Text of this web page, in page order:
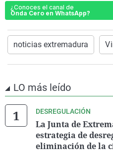
¿Conoces el canal de
Onda Cero en WhatsApp?
noticias extremadura
LO más leído
DESREGULACIÓN
La Junta de
estrategia de
eliminación de la